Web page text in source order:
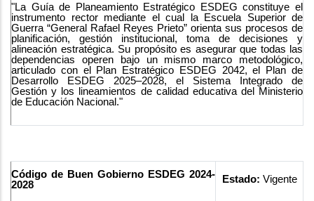
"La Guía de Planeamiento Estratégico ESDEG constituye el
instrumento rector mediante el cual la Escuela Superior de
Guerra “General Rafael Reyes Prieto” orienta sus procesos de
planificación, gestión institucional, toma de decisiones y
alineación estratégica. Su propósito es asegurar que todas las
dependencias operen bajo un mismo marco metodológico,
articulado con el Plan Estratégico ESDEG 2042, el Plan de
Desarrollo ESDEG 2025–2028, el Sistema Integrado de
Gestión y los lineamientos de calidad educativa del Ministerio
de Educación Nacional."
Código de Buen Gobierno ESDEG 2024-
2028
Estado: Vigente